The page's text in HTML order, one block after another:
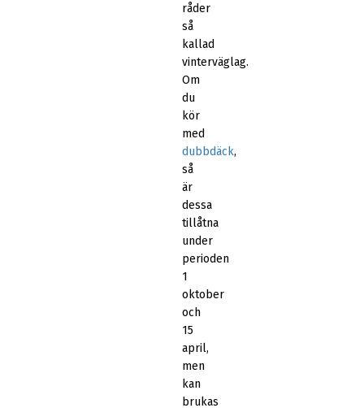
råder
så
kallad
vinterväglag.
Om
du
kör
med
dubbdäck,
så
är
dessa
tillåtna
under
perioden
1
oktober
och
15
april,
men
kan
brukas